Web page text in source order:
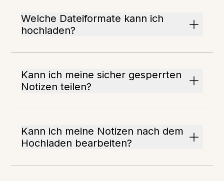
Welche Dateiformate kann ich
hochladen?
Kann ich meine sicher gesperrten
Notizen teilen?
Kann ich meine Notizen nach dem
Hochladen bearbeiten?